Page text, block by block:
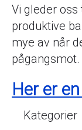
Vi gleder oss
produktive
mye av når
pågangsmot.
Her er
Kategorier